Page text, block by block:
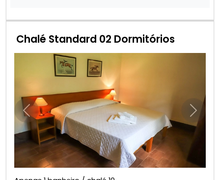
Chalé Standard 02 Dormitórios
Anterior